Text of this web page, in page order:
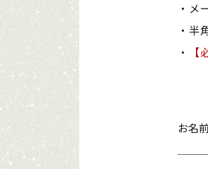
・メ
・半
・
【
お名